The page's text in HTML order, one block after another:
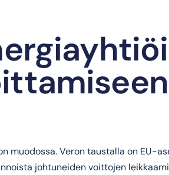
muodossa. Veron taustalla on EU-
johtuneiden voittojen